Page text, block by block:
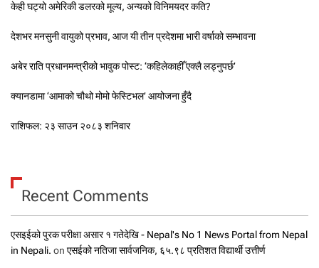
केही घट्यो अमेरिकी डलरको मूल्य, अन्यको विनिमयदर कति?
देशभर मनसुनी वायुको प्रभाव, आज यी तीन प्रदेशमा भारी वर्षाको सम्भावना
अबेर राति प्रधानमन्त्रीको भावुक पोस्ट: ‘कहिलेकाहीँ एक्लै लड्नुपर्छ’
क्यानडामा ‘आमाको चौथो मोमो फेस्टिभल’ आयोजना हुँदै
राशिफल: २३ साउन २०८३ शनिवार
Recent Comments
एसइईको पुरक परीक्षा असार १ गतेदेखि - Nepal's No 1 News Portal from Nepal
in Nepali. on एसईको नतिजा सार्वजनिक, ६५.९८ प्रतिशत विद्यार्थी उत्तीर्ण